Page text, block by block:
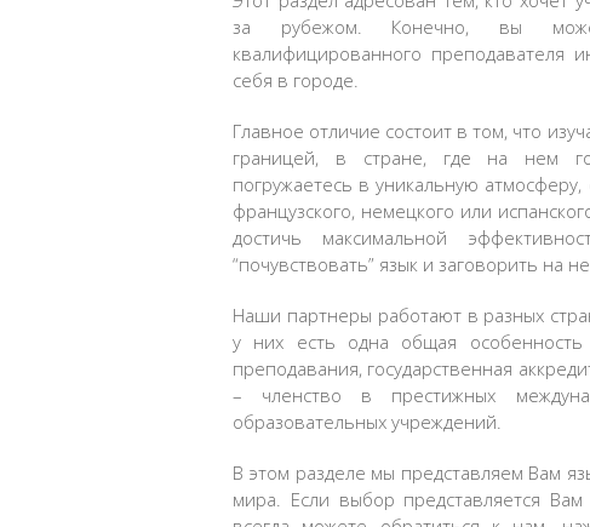
за рубежом. Конечно, вы
квалифицированного преподавателя
себя в городе.
Главное отличие состоит в том, что
границей, в стране, где на нем
погружаетесь в уникальную атмосферу,
французского, немецкого или
достичь максимальной
“почувствовать” язык и заговорить на
Наши партнеры работают в разных
у них есть одна общая особенность
преподавания, государственная
– членство в престижных
образовательных учреждений.
В этом разделе мы представляем Вам
мира. Если выбор представляется